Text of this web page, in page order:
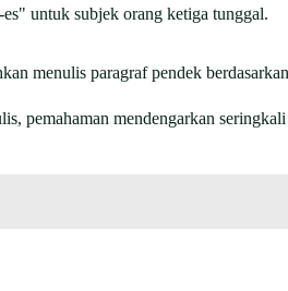
untuk subjek orang ketiga tunggal.
menulis paragraf pendek
pemahaman mendengarkan